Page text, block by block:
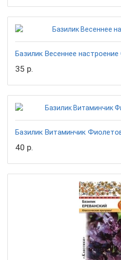
Базилик Весеннее
35 р.
Базилик Витаминчик
40 р.